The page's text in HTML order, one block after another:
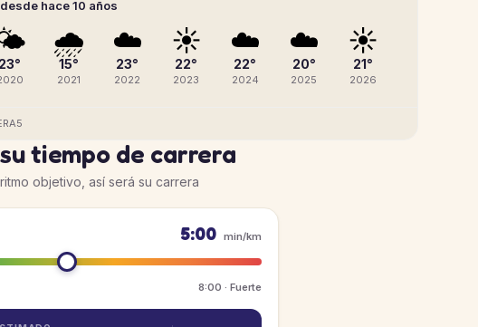
hace 10 años
23°
🌧️
15°
2021
☁️
23°
2022
☀️
22°
2023
☁️
22°
2024
☁️
20°
2025
☀️
21°
2026
tiempo de carrera
objetivo, así será su carrera
5:00 min/km
8:00 · Fuerte